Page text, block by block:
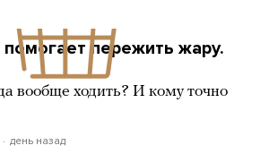
помогает пережить жару.
вообще ходить? И кому точно
день назад